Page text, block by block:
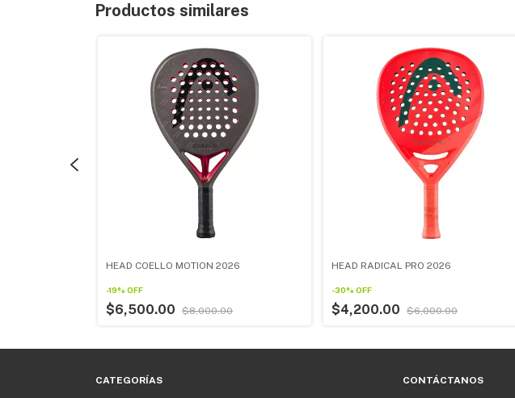
Productos similares
HEAD COELLO MOTION 2026
-19% OFF
$6,500.00 $8,000.00
HEAD RADICAL PRO 2026
-30% OFF
$4,200.00 $6,000.00
CATEGORÍAS CONTÁCTANOS